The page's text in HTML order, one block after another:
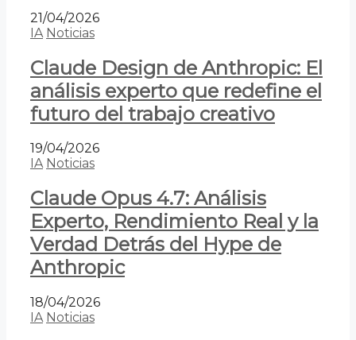
21/04/2026
IA Noticias
Claude Design de Anthropic: El
análisis experto que redefine el
futuro del trabajo creativo
19/04/2026
IA Noticias
Claude Opus 4.7: Análisis
Experto, Rendimiento Real y la
Verdad Detrás del Hype de
Anthropic
18/04/2026
IA Noticias